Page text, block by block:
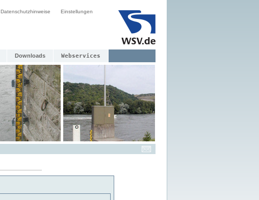
Datenschutzhinweise Einstellungen
Downloads Webservices